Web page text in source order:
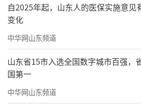
基本医疗
区域共享中心
自2025年起，山东人的医保实施意见
变化
中华网山东频道
山东省15市入选全国数字城市百强，
国第一
中华网山东频道